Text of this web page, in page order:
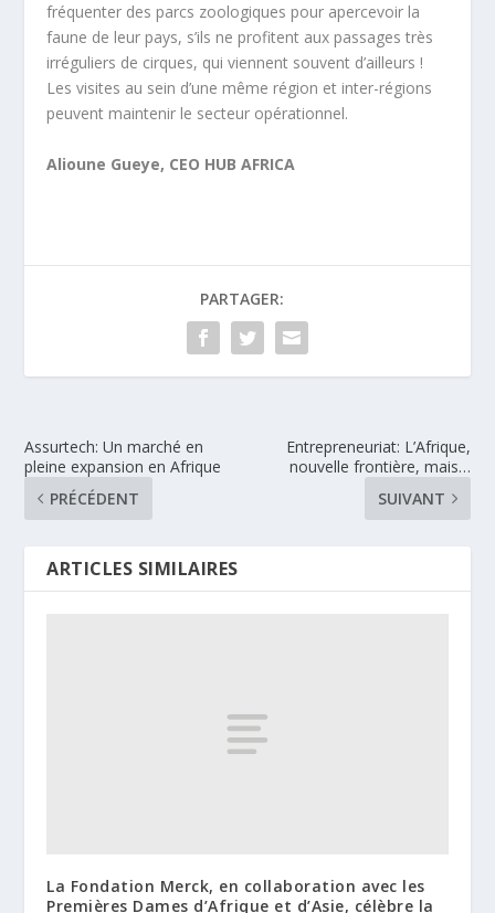
fréquenter des parcs zoologiques pour apercevoir la
faune de leur pays, s’ils ne profitent aux passages très
irréguliers de cirques, qui viennent souvent d’ailleurs !
Les visites au sein d’une même région et inter-régions
peuvent maintenir le secteur opérationnel.
Alioune Gueye, CEO HUB AFRICA
PARTAGER:
Assurtech: Un marché en
pleine expansion en Afrique
PRÉCÉDENT
Entrepreneuriat: L’Afrique,
nouvelle frontière, mais…
SUIVANT
ARTICLES SIMILAIRES
La Fondation Merck, en collaboration avec les
Premières Dames d’Afrique et d’Asie, célèbre la